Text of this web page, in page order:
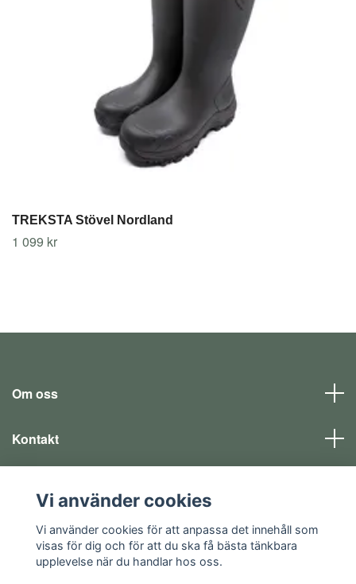
TREKSTA Stövel Nordland
1 099 kr
Om oss
Kontakt
Sociala medier
Vi använder cookies
Vi använder cookies för att anpassa det innehåll som
visas för dig och för att du ska få bästa tänkbara
upplevelse när du handlar hos oss.